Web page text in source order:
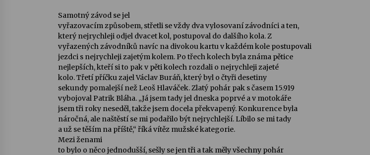
Samotný závod se jel
vyřazovacím způsobem, střetli se vždy dva vylosovaní závodníci a ten,
který nejrychleji odjel dvacet kol, postupoval do dalšího kola. Z
vyřazených závodníků navíc na divokou kartu v každém kole postupovali
jezdci s nejrychleji zajetým kolem. Po třech kolech byla známa pětice
nejlepších, kteří si to pak v pěti kolech rozdali o nejrychleji zajeté
kolo. Třetí příčku zajel Václav Buráň, který byl o čtyři desetiny
sekundy pomalejší než Leoš Hlaváček. Zlatý pohár pak s časem 15.919
vybojoval Patrik Bláha. „Já jsem tady jel dneska poprvé a v motokáře
jsem tři roky neseděl, takže jsem docela překvapený. Konkurence byla
náročná, ale naštěstí se mi podařilo být nejrychlejší. Líbilo se mi tady
a už se těším na příště,“ říká vítěz mužské kategorie.
Mezi ženami
to bylo o něco jednodušší, sešly se jen tři a tak měly všechny pohár